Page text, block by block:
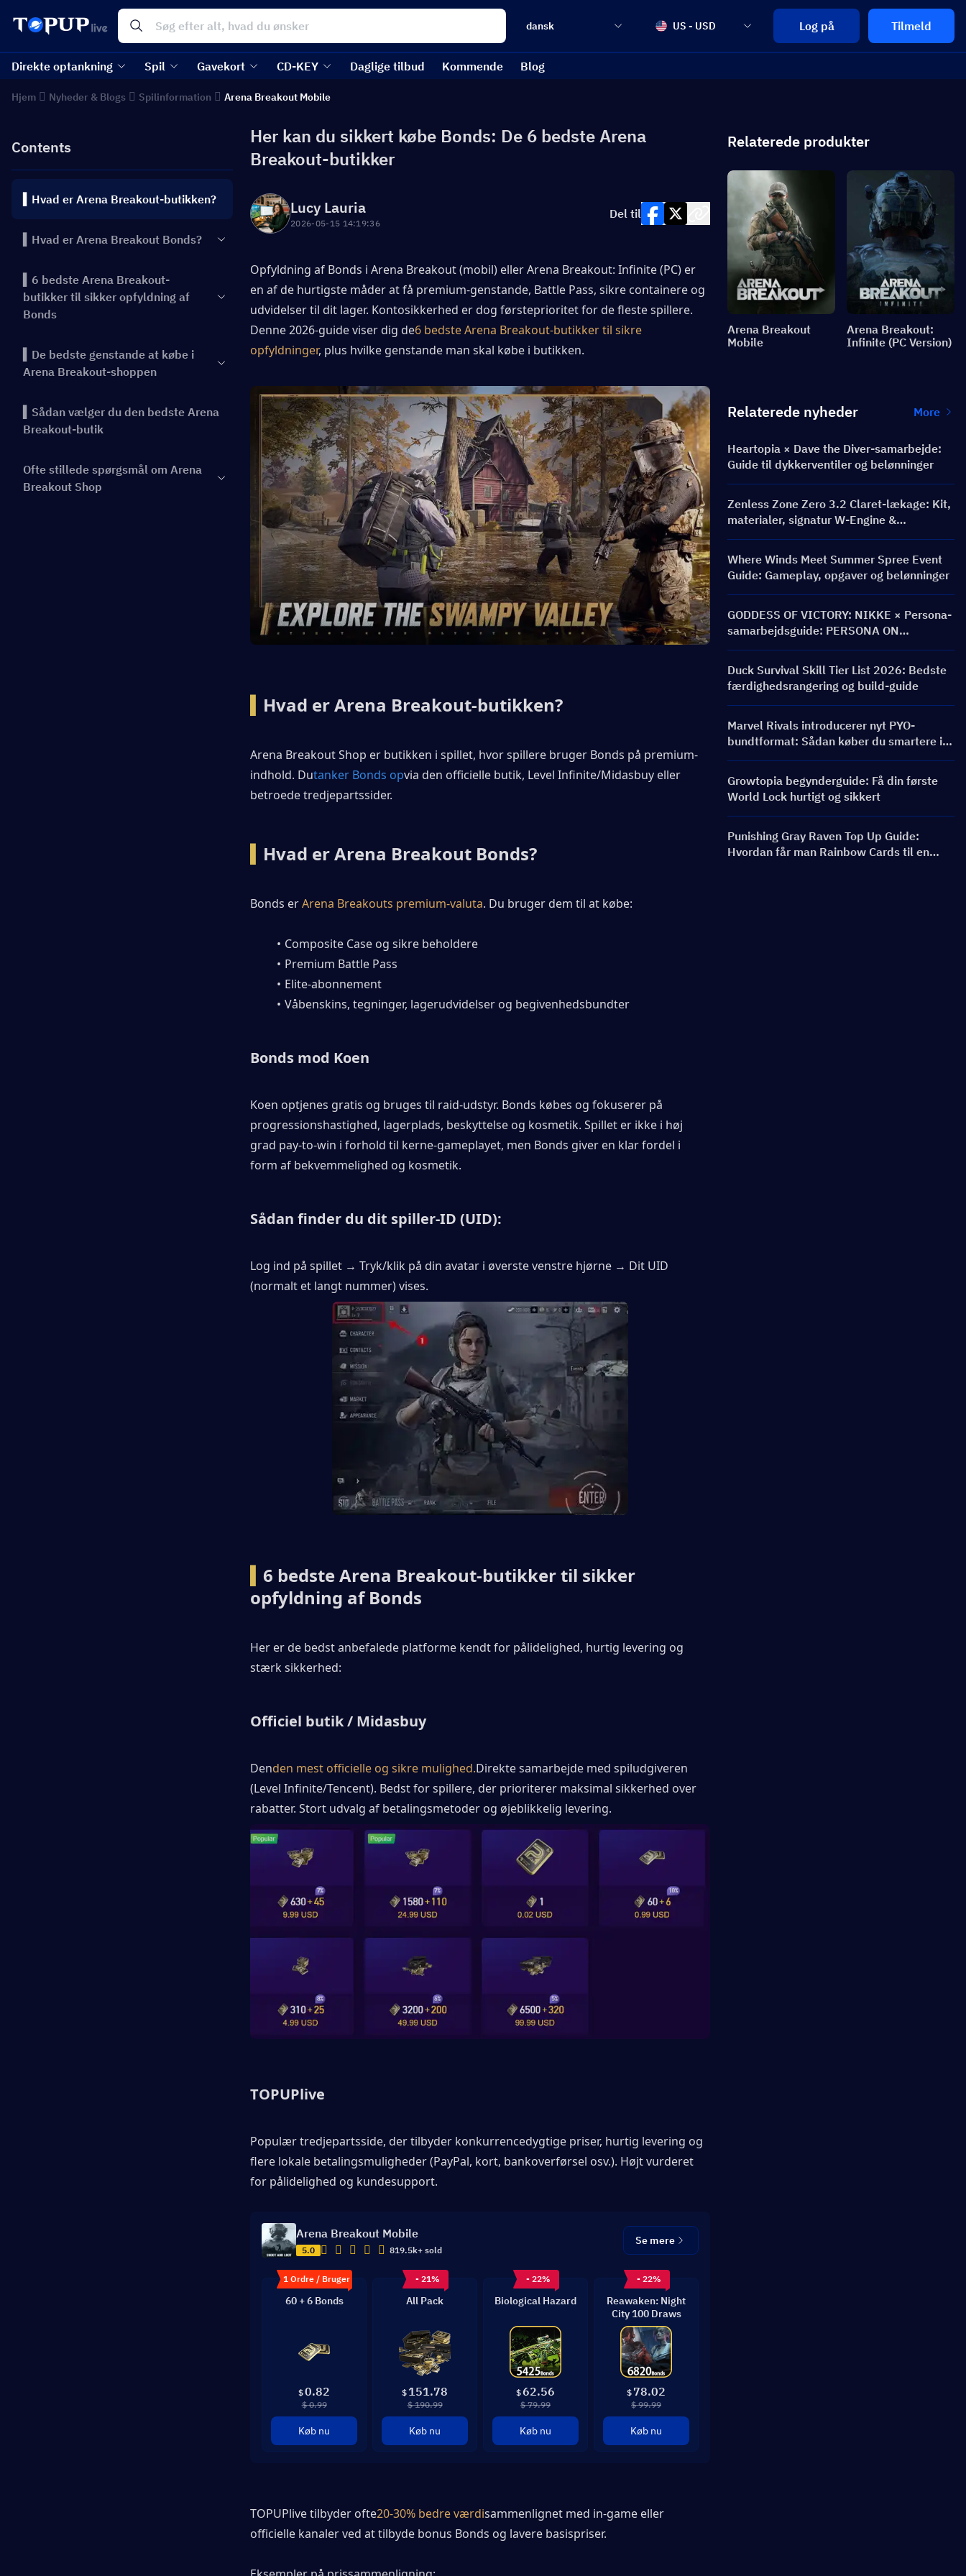
dansk US - USD Log på Tilmeld
Direkte optankning Spil Gavekort CD-KEY Daglige tilbud Kommende Blog
Hjem Nyheder & Blogs Spilinformation Arena Breakout Mobile
Contents
▍Hvad er Arena Breakout-butikken?
▍Hvad er Arena Breakout Bonds?
▍6 bedste Arena Breakout-
butikker til sikker opfyldning af
Bonds
▍De bedste genstande at købe i
Arena Breakout-shoppen
▍Sådan vælger du den bedste Arena
Breakout-butik
Ofte stillede spørgsmål om Arena
Breakout Shop
Her kan du sikkert købe Bonds: De 6 bedste Arena
Breakout-butikker
Lucy Lauria
2026-05-15 14:19:36
Del til
Opfyldning af Bonds i Arena Breakout (mobil) eller Arena Breakout: Infinite (PC) er
en af de hurtigste måder at få premium-genstande, Battle Pass, sikre containere og
udvidelser til dit lager. Kontosikkerhed er dog førsteprioritet for de fleste spillere.
Denne 2026-guide viser dig de6 bedste Arena Breakout-butikker til sikre
opfyldninger, plus hvilke genstande man skal købe i butikken.
Hvad er Arena Breakout-butikken?
Arena Breakout Shop er butikken i spillet, hvor spillere bruger Bonds på premium-
indhold. Dutanker Bonds opvia den officielle butik, Level Infinite/Midasbuy eller
betroede tredjepartssider.
Hvad er Arena Breakout Bonds?
Bonds er Arena Breakouts premium-valuta. Du bruger dem til at købe:
Composite Case og sikre beholdere
Premium Battle Pass
Elite-abonnement
Våbenskins, tegninger, lagerudvidelser og begivenhedsbundter
Bonds mod Koen
Koen optjenes gratis og bruges til raid-udstyr. Bonds købes og fokuserer på
progressionshastighed, lagerplads, beskyttelse og kosmetik. Spillet er ikke i høj
grad pay-to-win i forhold til kerne-gameplayet, men Bonds giver en klar fordel i
form af bekvemmelighed og kosmetik.
Sådan finder du dit spiller-ID (UID):
Log ind på spillet → Tryk/klik på din avatar i øverste venstre hjørne → Dit UID
(normalt et langt nummer) vises.
6 bedste Arena Breakout-butikker til sikker
opfyldning af Bonds
Her er de bedst anbefalede platforme kendt for pålidelighed, hurtig levering og
stærk sikkerhed:
Officiel butik / Midasbuy
Denden mest officielle og sikre mulighed.Direkte samarbejde med spiludgiveren
(Level Infinite/Tencent). Bedst for spillere, der prioriterer maksimal sikkerhed over
rabatter. Stort udvalg af betalingsmetoder og øjeblikkelig levering.
TOPUPlive
Populær tredjepartsside, der tilbyder konkurrencedygtige priser, hurtig levering og
flere lokale betalingsmuligheder (PayPal, kort, bankoverførsel osv.). Højt vurderet
for pålidelighed og kundesupport.
Arena Breakout Mobile
5.0 819.5k+ sold
Se mere
1 Ordre / Bruger
60 + 6 Bonds
$0.82
$ 0.99
Køb nu
- 21%
All Pack
$ 151.78
$ 190.99
Køb nu
- 22%
Biological Hazard
$62.56
$ 79.99
Køb nu
- 22%
Reawaken: Night
City 100 Draws
$ 78.02
$ 99.99
Køb nu
TOPUPlive tilbyder ofte20-30% bedre værdisammenlignet med in-game eller
officielle kanaler ved at tilbyde bonus Bonds og lavere basispriser.
Relaterede produkter
Arena Breakout
Mobile
Arena Breakout:
Infinite (PC Version)
Relaterede nyheder More
Heartopia × Dave the Diver-samarbejde:
Guide til dykkerventiler og belønninger
Zenless Zone Zero 3.2 Claret-lækage: Kit,
materialer, signatur W-Engine &
Mindscape Cinema
Where Winds Meet Summer Spree Event
Guide: Gameplay, opgaver og belønninger
GODDESS OF VICTORY: NIKKE × Persona-
samarbejdsguide: PERSONA ON
FRONTLINE-begivenhed, karakterer,
bannere og belønninger
Duck Survival Skill Tier List 2026: Bedste
færdighedsrangering og build-guide
Marvel Rivals introducerer nyt PYO-
bundtformat: Sådan køber du smartere i
butiksopdateringen til sæson 9.5
Growtopia begynderguide: Få din første
World Lock hurtigt og sikkert
Punishing Gray Raven Top Up Guide:
Hvordan får man Rainbow Cards til en